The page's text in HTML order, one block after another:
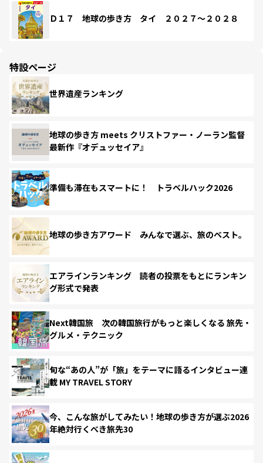
Ｄ１７ 地球の歩き方 タイ ２０２７～２０２８
特設ページ
世界遺産ランキング
地球の歩き方 meets クリストファー・ノーラン監督
最新作『オデュッセイア』
準備も滞在もスマートに！ トラベルハック2026
地球の歩き方アワード みんなで選ぶ、旅のベスト。
エアラインランキング 読者の投票をもとにランキン
グ形式で発表
Next韓国旅 次の韓国旅行がもっと楽しくなる 旅先・
グルメ・テクニック
旬な“あの人”が「旅」をテーマに語るインタビュー連
載 MY TRAVEL STORY
今、こんな旅がしてみたい！地球の歩き方が選ぶ2026
年絶対行くべき旅先30